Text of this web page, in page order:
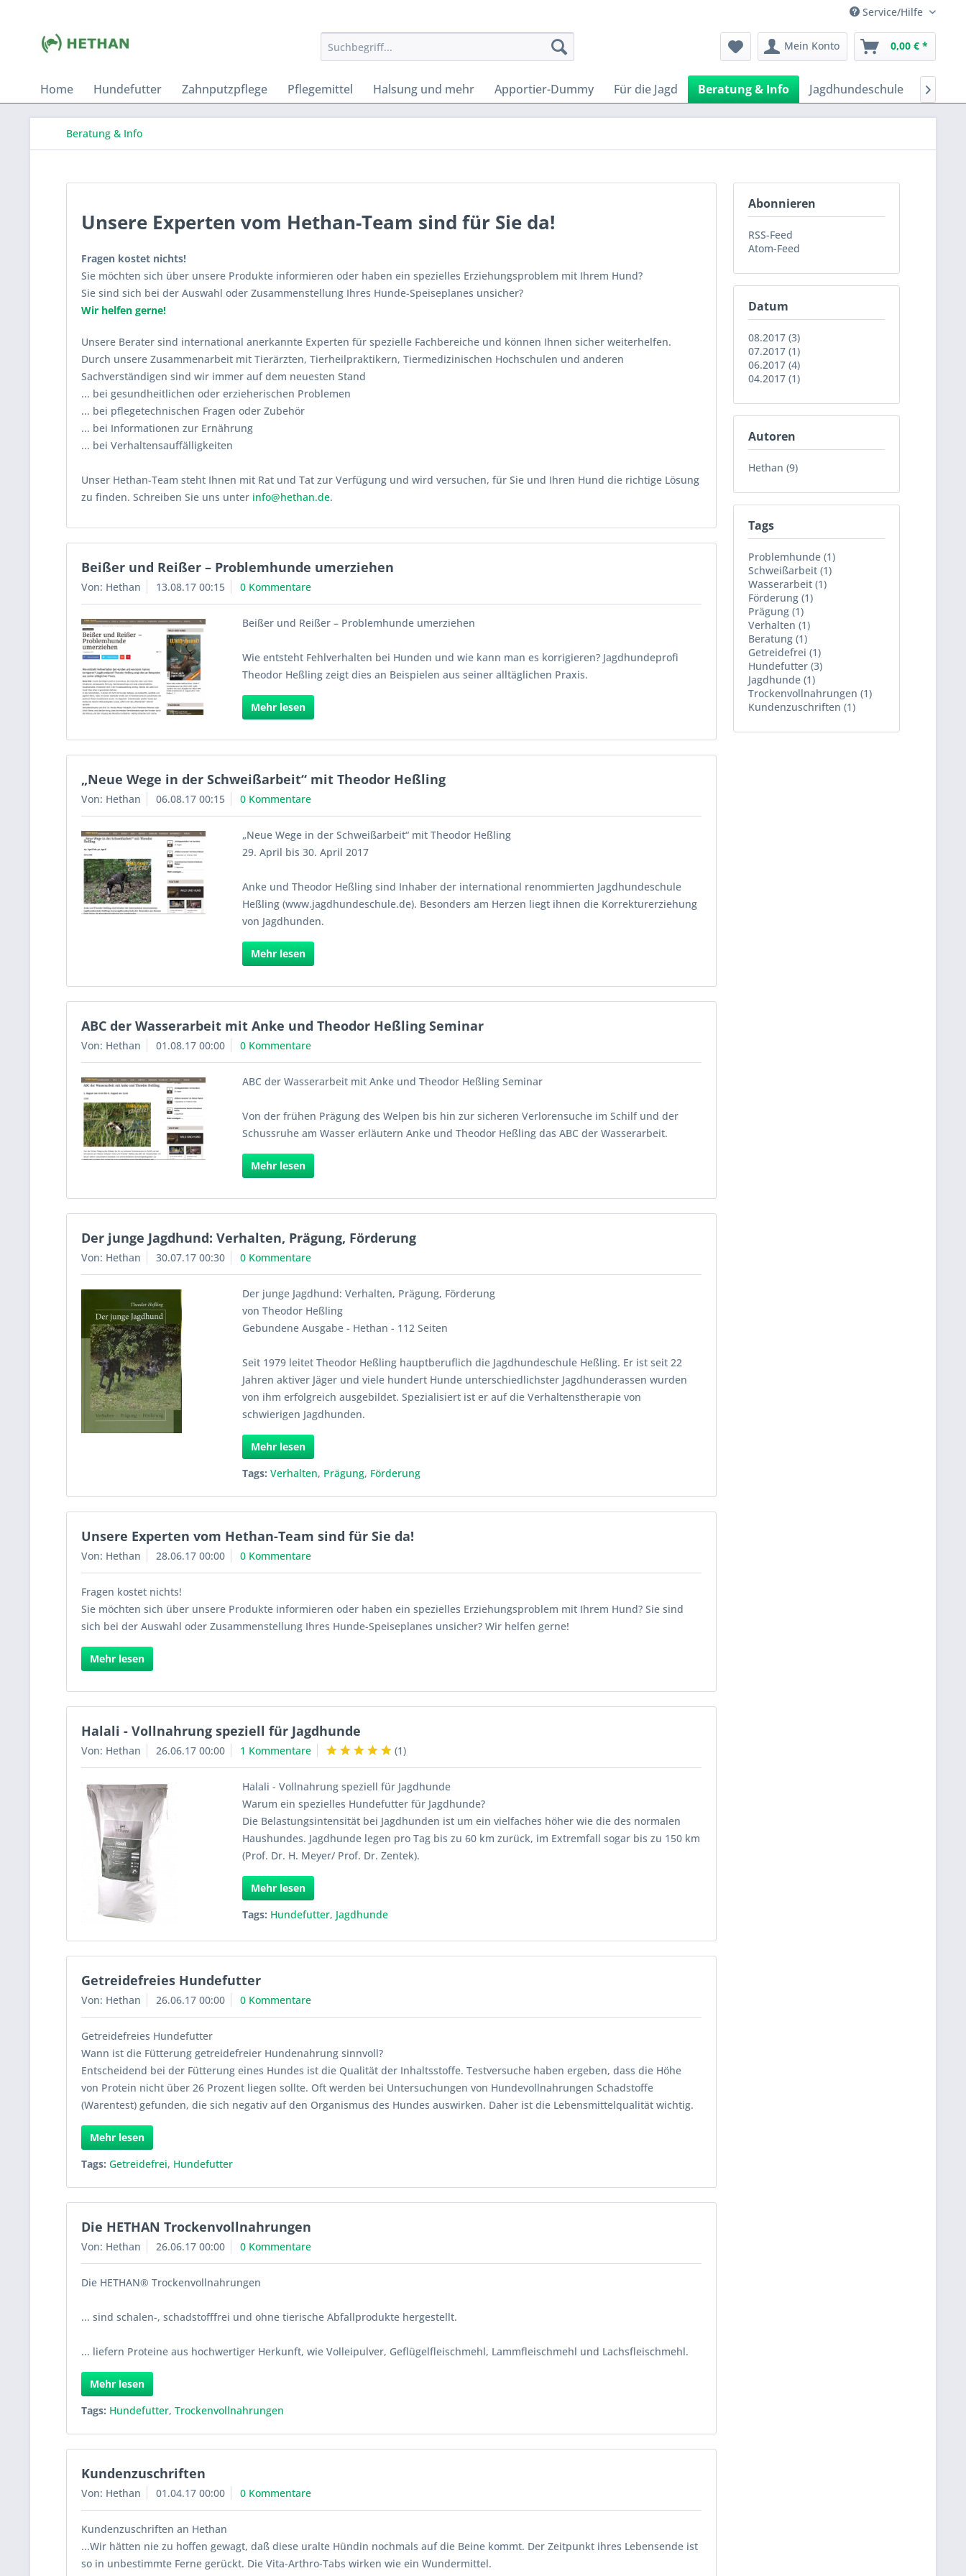
Service/Hilfe
Mein Konto 0,00 € *
Home Hundefutter Zahnputzpflege Pflegemittel Halsung und mehr Apportier-Dummy Für die Jagd Beratung & Info Jagdhundeschule 
Beratung & Info
Abonnieren
RSS-Feed
Atom-Feed
Datum
08.2017 (3)
07.2017 (1)
06.2017 (4)
04.2017 (1)
Autoren
Hethan (9)
Tags
Problemhunde (1)
Schweißarbeit (1)
Wasserarbeit (1)
Förderung (1)
Prägung (1)
Verhalten (1)
Beratung (1)
Getreidefrei (1)
Hundefutter (3)
Jagdhunde (1)
Trockenvollnahrungen (1)
Kundenzuschriften (1)
Unsere Experten vom Hethan-Team sind für Sie da!
Fragen kostet nichts!
Sie möchten sich über unsere Produkte informieren oder haben ein spezielles Erziehungsproblem mit Ihrem Hund?
Sie sind sich bei der Auswahl oder Zusammenstellung Ihres Hunde-Speiseplanes unsicher?
Wir helfen gerne!
Unsere Berater sind international anerkannte Experten für spezielle Fachbereiche und können Ihnen sicher weiterhelfen.
Durch unsere Zusammenarbeit mit Tierärzten, Tierheilpraktikern, Tiermedizinischen Hochschulen und anderen
Sachverständigen sind wir immer auf dem neuesten Stand
... bei gesundheitlichen oder erzieherischen Problemen
... bei pflegetechnischen Fragen oder Zubehör
... bei Informationen zur Ernährung
... bei Verhaltensauffälligkeiten
Unser Hethan-Team steht Ihnen mit Rat und Tat zur Verfügung und wird versuchen, für Sie und Ihren Hund die richtige Lösung
zu finden. Schreiben Sie uns unter info@hethan.de.
Beißer und Reißer – Problemhunde umerziehen
Von: Hethan 13.08.17 00:15 0 Kommentare
Beißer und Reißer – Problemhunde umerziehen
Wie entsteht Fehlverhalten bei Hunden und wie kann man es korrigieren? Jagdhundeprofi
Theodor Heßling zeigt dies an Beispielen aus seiner alltäglichen Praxis.
Mehr lesen
„Neue Wege in der Schweißarbeit“ mit Theodor Heßling
Von: Hethan 06.08.17 00:15 0 Kommentare
„Neue Wege in der Schweißarbeit“ mit Theodor Heßling
29. April bis 30. April 2017
Anke und Theodor Heßling sind Inhaber der international renommierten Jagdhundeschule
Heßling (www.jagdhundeschule.de). Besonders am Herzen liegt ihnen die Korrekturerziehung
von Jagdhunden.
Mehr lesen
ABC der Wasserarbeit mit Anke und Theodor Heßling Seminar
Von: Hethan 01.08.17 00:00 0 Kommentare
ABC der Wasserarbeit mit Anke und Theodor Heßling Seminar
Von der frühen Prägung des Welpen bis hin zur sicheren Verlorensuche im Schilf und der
Schussruhe am Wasser erläutern Anke und Theodor Heßling das ABC der Wasserarbeit.
Mehr lesen
Der junge Jagdhund: Verhalten, Prägung, Förderung
Von: Hethan 30.07.17 00:30 0 Kommentare
Der junge Jagdhund: Verhalten, Prägung, Förderung
von Theodor Heßling
Gebundene Ausgabe - Hethan - 112 Seiten
Seit 1979 leitet Theodor Heßling hauptberuflich die Jagdhundeschule Heßling. Er ist seit 22
Jahren aktiver Jäger und viele hundert Hunde unterschiedlichster Jagdhunderassen wurden
von ihm erfolgreich ausgebildet. Spezialisiert ist er auf die Verhaltenstherapie von
schwierigen Jagdhunden.
Mehr lesen
Tags: Verhalten, Prägung, Förderung
Unsere Experten vom Hethan-Team sind für Sie da!
Von: Hethan 28.06.17 00:00 0 Kommentare
Fragen kostet nichts!
Sie möchten sich über unsere Produkte informieren oder haben ein spezielles Erziehungsproblem mit Ihrem Hund? Sie sind
sich bei der Auswahl oder Zusammenstellung Ihres Hunde-Speiseplanes unsicher? Wir helfen gerne!
Mehr lesen
Halali - Vollnahrung speziell für Jagdhunde
Von: Hethan 26.06.17 00:00 1 Kommentare (1)
Halali - Vollnahrung speziell für Jagdhunde
Warum ein spezielles Hundefutter für Jagdhunde?
Die Belastungsintensität bei Jagdhunden ist um ein vielfaches höher wie die des normalen
Haushundes. Jagdhunde legen pro Tag bis zu 60 km zurück, im Extremfall sogar bis zu 150 km
(Prof. Dr. H. Meyer/ Prof. Dr. Zentek).
Mehr lesen
Tags: Hundefutter, Jagdhunde
Getreidefreies Hundefutter
Von: Hethan 26.06.17 00:00 0 Kommentare
Getreidefreies Hundefutter
Wann ist die Fütterung getreidefreier Hundenahrung sinnvoll?
Entscheidend bei der Fütterung eines Hundes ist die Qualität der Inhaltsstoffe. Testversuche haben ergeben, dass die Höhe
von Protein nicht über 26 Prozent liegen sollte. Oft werden bei Untersuchungen von Hundevollnahrungen Schadstoffe
(Warentest) gefunden, die sich negativ auf den Organismus des Hundes auswirken. Daher ist die Lebensmittelqualität wichtig.
Mehr lesen
Tags: Getreidefrei, Hundefutter
Die HETHAN Trockenvollnahrungen
Von: Hethan 26.06.17 00:00 0 Kommentare
Die HETHAN® Trockenvollnahrungen
... sind schalen-, schadstofffrei und ohne tierische Abfallprodukte hergestellt.
... liefern Proteine aus hochwertiger Herkunft, wie Volleipulver, Geflügelfleischmehl, Lammfleischmehl und Lachsfleischmehl.
Mehr lesen
Tags: Hundefutter, Trockenvollnahrungen
Kundenzuschriften
Von: Hethan 01.04.17 00:00 0 Kommentare
Kundenzuschriften an Hethan
...Wir hätten nie zu hoffen gewagt, daß diese uralte Hündin nochmals auf die Beine kommt. Der Zeitpunkt ihres Lebensende ist
so in unbestimmte Ferne gerückt. Die Vita-Arthro-Tabs wirken wie ein Wundermittel.